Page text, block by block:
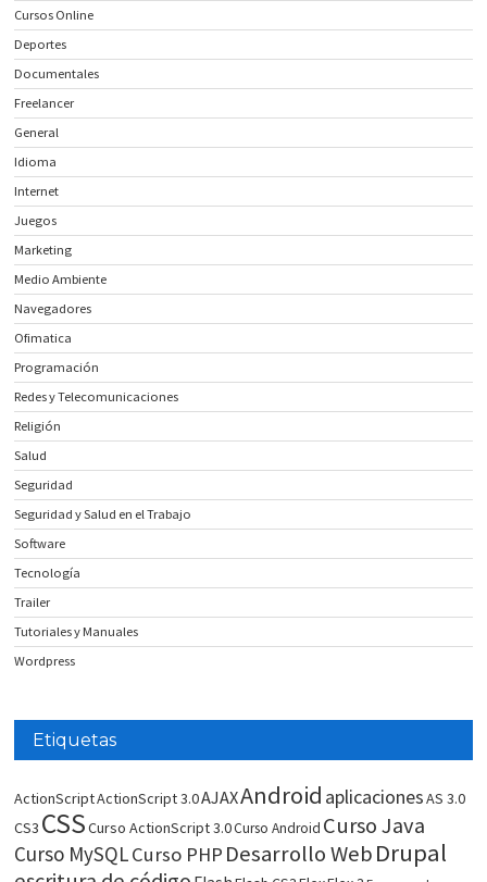
Cursos Online
Deportes
Documentales
Freelancer
General
Idioma
Internet
Juegos
Marketing
Medio Ambiente
Navegadores
Ofimatica
Programación
Redes y Telecomunicaciones
Religión
Salud
Seguridad
Seguridad y Salud en el Trabajo
Software
Tecnología
Trailer
Tutoriales y Manuales
Wordpress
Etiquetas
ActionScriptActionScript 3.0AJAXAndroid aplicacionesAS 3.0
CS3 CSSCurso ActionScript 3.0Curso Android Curso Java
Curso MySQLCurso PHP Desarrollo WebDrupal